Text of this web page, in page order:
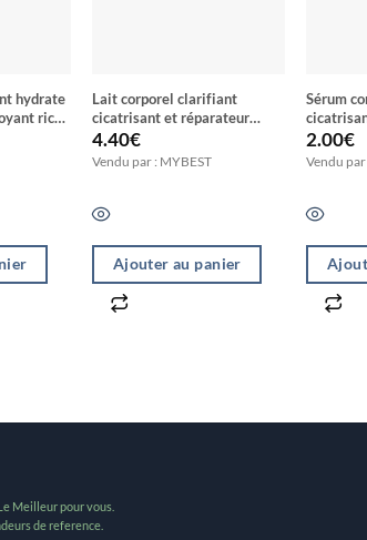
hydrate
riche
C
Lait corporel clarifiant
cicatrisant et réparateur
riche au curcuma et vitamine
C
4.40€
Vendu par : MYBEST
Ajouter au panier
Sérum
WHITE
curcuma
2.00€
Vendu
Meilleur pour vous.
de reference.